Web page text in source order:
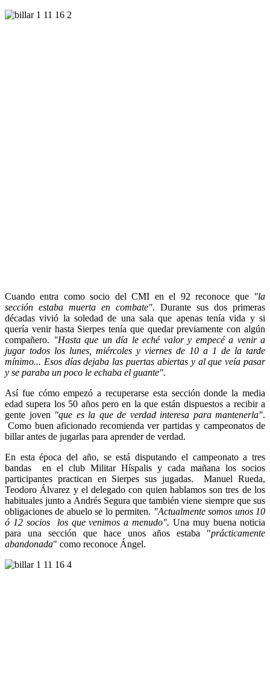
Cuando entra como socio del CMI en el 92 reconoce que"la
sección estaba muerta en combate". Durante sus dos primeras
décadas vivió la soledad de una sala que apenas tenía vida y si
quería venir hasta Sierpes tenía que quedar previamente con algún
compañero. "Hasta que un día le eché valor y empecé a venir a
jugar todos los lunes, miércoles y viernes de 10 a 1 de la tarde
mínimo... Esos días dejaba las puertas abiertas y al que veía pasar
y se paraba un poco le echaba el guante".
Así fue cómo empezó a recuperarse esta sección donde la media
edad supera los 50 años pero en la que están dispuestos a recibir a
gente joven "que es la que de verdad interesa para mantenerla".
Como buen aficionado recomienda ver partidas y campeonatos de
billar antes de jugarlas para aprender de verdad.
En esta época del año, se está disputando el campeonato a tres
bandas en el club Militar Híspalis y cada mañana los socios
participantes practican en Sierpes sus jugadas. Manuel Rueda,
Teodoro Álvarez y el delegado con quien hablamos son tres de los
habituales junto a Andrés Segura que también viene siempre que sus
obligaciones de abuelo se lo permiten. "Actualmente somos unos 10
ó 12 socios los que venimos a menudo". Una muy buena noticia
para una sección que hace unos años estaba "prácticamente
abandonada" como reconoce Ángel.